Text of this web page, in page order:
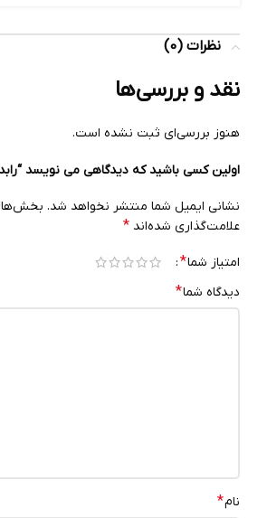
نظرات (0)
نقد و بررسی‌ها
هنوز بررسی‌ای ثبت نشده است.
اولین کسی باشید که دیدگاهی می نویسد “رابدر10 در
نشانی ایمیل شما منتشر نخواهد شد.
علامت‌گذاری شده‌اند *
امتیاز شما*
دیدگاه شما*
نام*